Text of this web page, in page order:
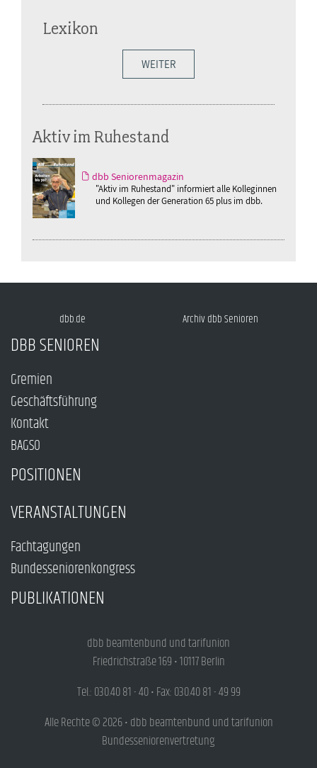
Lexikon
WEITER
Aktiv im Ruhestand
dbb Seniorenmagazin
"Aktiv im Ruhestand" informiert alle Kolleginnen
und Kollegen der Generation 65 plus im dbb.
dbb.de Archiv dbb Senioren
DBB SENIOREN
Gremien
Geschäftsführung
Kontakt
BAGSO
POSITIONEN
VERANSTALTUNGEN
Fachtagungen
Bundesseniorenkongress
PUBLIKATIONEN
dbb beamtenbund und tarifunion
Friedrichstraße 169 • 10117 Berlin
Tel.: 030.40 81 - 40 • Fax: 030.40 81 - 49 99
Alle Rechte © 2026 • dbb beamtenbund und tarifunion
Bundesseniorenvertretung